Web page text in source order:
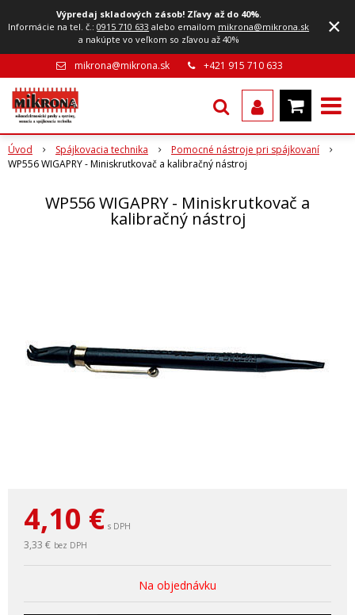
Výpredaj skladových zásob! Zľavy až do 40%.
Informácie na tel. č.:0915 710 633 alebo emailom mikrona@mikrona.sk
a nakúpte vo veľkom so zľavou až 40%
×
mikrona@mikrona.sk +421 915 710 633
Úvod Spájkovacia technika
Pomocné nástroje pri spájkovaní
WP556 WIGAPRY - Miniskrutkovač a kalibračný nástroj
WP556 WIGAPRY - Miniskrutkovač a
kalibračný nástroj
4,10 € s DPH
3,33 € bez DPH
Na objednávku